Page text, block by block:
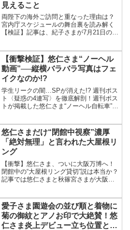
見えること
両陛下の海外ご訪問と重なった理由は？
宮内庁スケジュールの舞台裏を読み解く
【検証】記事は、紀子さまが7月21日の海
たと伝えています。一方で「積極的な会
話」や職員対応が圧力...
【衝撃検証】悠仁さま“ノーヘル
動画”──縦横バラバラ写真はフェ
イクなのか!?
学生リークの闇…SPが消えた!? 週刊ポス
ト〈疑惑の4連写〉を徹底解剖！週刊ポス
トが掲載した悠仁さま“ノーヘル自転車”報
在し、SPもご学友も写っておらず、動画
から切り...
悠仁さまだけ“閉館中視察”濃厚
「絶対無理」と言われた大屋根リ
ング
【衝撃】悠仁さま、ついに大阪万博へ！
閉館中の“大屋根リング貸切”説は本当か？
記事では悠仁さまと秋篠宮さまが大阪・
やベルギー館、大屋根リングなどが詳細
に語られています。ま...
愛子さま園遊会の並び順と着物に
菊の御紋とアノお印で大絶賛！悠
仁さま炎上デビュー立ち位置と注